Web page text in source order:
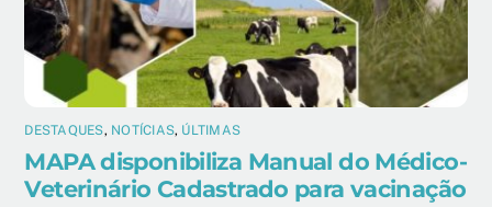
DESTAQUES, NOTÍCIAS, ÚLTIMAS
MAPA disponibiliza Manual do Médico-
Veterinário Cadastrado para vacinação